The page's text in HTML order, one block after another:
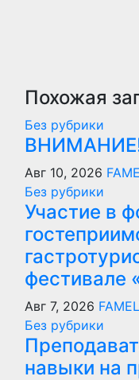
Похожая
Без рубрики
Авг 10, 2026
Без рубрики
Участие в
фестивале
Авг 7, 2026
Без рубрики
навыки на